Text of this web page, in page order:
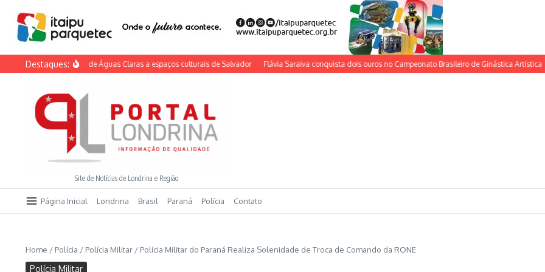
Ir para o conteúdo
Destaques:
leva moradores de Águas Claras a espaços culturais de Salvador Flávia Saraiva conquista dois ouros no Campeonato Brasileiro de Ginástica Artística
Site de Notícias de Londrina e Região
Página Inicial Londrina Brasil Paraná Polícia Contato
Home / Polícia / Polícia Militar / Polícia Militar do Paraná Realiza Solenidade de Troca de Comando da RONE
Polícia Militar